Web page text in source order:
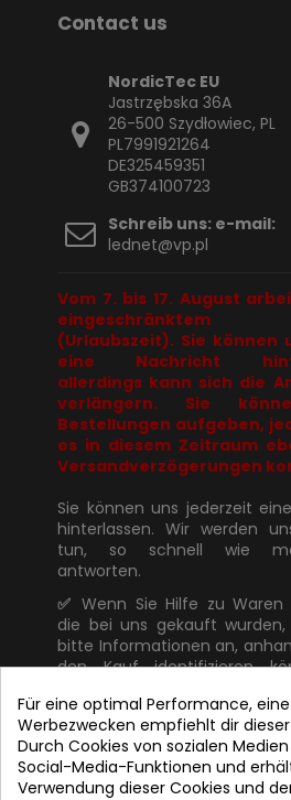
Contact us
NordicTec EU
Jastrzębska 36A
26-500 Szydłowiec, PL
PL7991921264
DE325459351
GB374100723
Schreib uns: e-mail:
lednet@vp.pl
Vom 7. bis 17. August
eingeschränktem
(Urlaubszeit). Sie können
eine Nachricht
allerdings kann sich die
verlängern. Sie
Bestellungen aufgeben,
es in diesem Zeitraum
Versandverzögerungen
Sie können uns jederzeit
hinterlassen. Wir werden
tun, so schnell wie
antworten.
✅ Wenn Sie Hilfe zu Waren
die bei uns gekauft wurden,
bitte Informationen an,
den Kauf identifizieren
erleichtert die
ermöglicht eine schnellere
Folgen Sie uns
Für eine optimal Performance,
Werbezwecken empfiehlt dir
Durch Cookies von sozialen
Social-Media-Funktionen und
Verwendung dieser Cookies und